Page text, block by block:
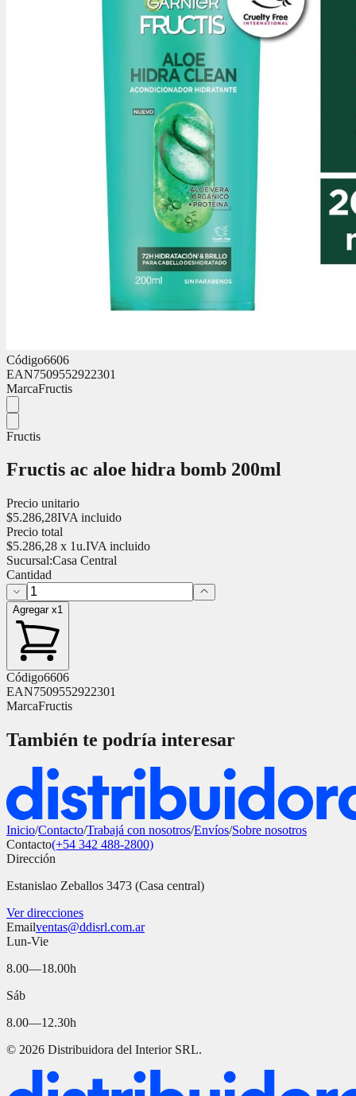
Código6606
EAN7509552922301
MarcaFructis
Fructis
Fructis ac aloe hidra bomb 200ml
Precio unitario
$5.286,28IVA incluido
Precio total
$5.286,28 x 1u.IVA incluido
Sucursal:Casa Central
Cantidad
Agregar x1
Código6606
EAN7509552922301
MarcaFructis
También te podría interesar
Inicio/Contacto/Trabajá con nosotros/Envíos/Sobre nosotros
Contacto(+54 342 488-2800)
Dirección
Estanislao Zeballos 3473 (Casa central)
Ver direcciones
Emailventas@ddisrl.com.ar
Lun-Vie
8.00—18.00h
Sáb
8.00—12.30h
© 2026 Distribuidora del Interior SRL.